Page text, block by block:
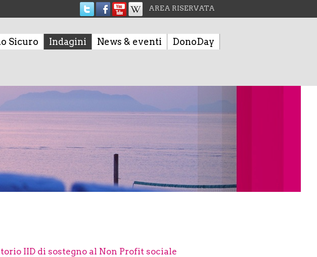
AREA RISERVATA
Sicuro Indagini News & eventi DonoDay
IID di sostegno al Non Profit sociale